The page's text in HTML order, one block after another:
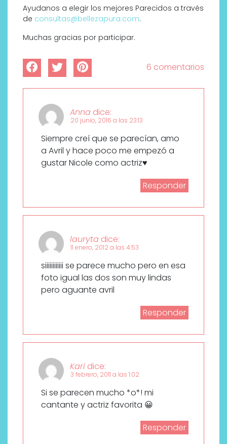
Ayudanos a elegir los mejores Parecidos a través
de consultas@bellezapura.com.
Muchas gracias por participar.
6 comentarios
Anna dice:
20 junio, 2016 a las 23:13
Siempre creí que se parecían, amo
a Avril y hace poco me empezó a
gustar Nicole como actriz♥
Responder
lauryta dice:
11 enero, 2012 a las 4:53
siiiiiiiiiiii se parece mucho pero en esa
foto igual las dos son muy lindas
pero aguante avril
Responder
Kari dice:
3 febrero, 2011 a las 1:02
Si se parecen mucho *o*! mi
cantante y actriz favorita 😀
Responder